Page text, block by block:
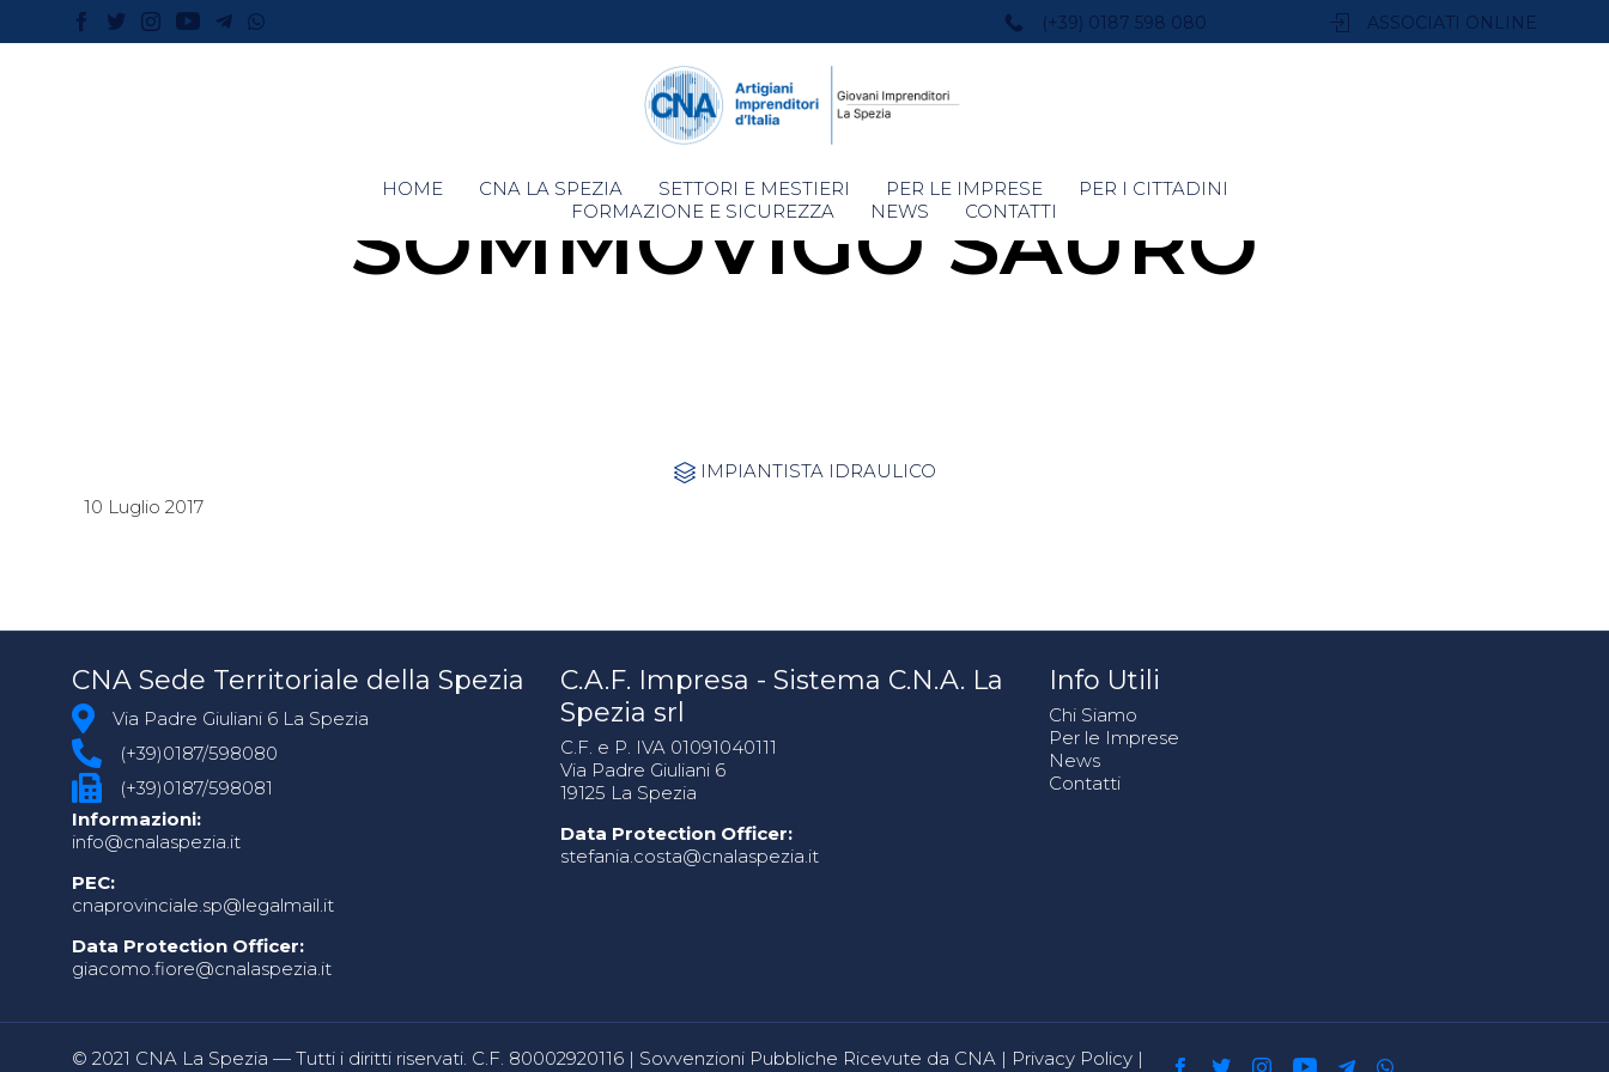
(+39) 0187 598 080 ASSOCIATI ONLINE
Skip
to
HOME CNA LA SPEZIA SETTORI E MESTIERI PER LE IMPRESE
PER I CITTADINI
FORMAZIONE E SICUREZZA
NEWS CONTATTI
SOMMOVIGO SAURO
 Category
IMPIANTISTA IDRAULICO
10 Luglio 2017
CNA Sede Territoriale della Spezia
Via Padre Giuliani 6 La Spezia
(+39)0187/598080
(+39)0187/598081
Informazioni:
info@cnalaspezia.it
PEC:
cnaprovinciale.sp@legalmail.it
Data Protection Officer:
giacomo.fiore@cnalaspezia.it
C.A.F. Impresa - Sistema C.N.A. La
Spezia srl
C.F. e P. IVA 01091040111
Via Padre Giuliani 6
19125 La Spezia
Data Protection Officer:
stefania.costa@cnalaspezia.it
Info Utili
Chi Siamo
Per le Imprese
News
Contatti
© 2021 CNA La Spezia — Tutti i diritti riservati. C.F. 80002920116 | Sovvenzioni Pubbliche Ricevute da CNA | Privacy Policy |